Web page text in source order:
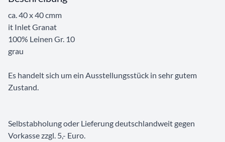
ca. 40 x 40 cmm
it Inlet Granat
100% Leinen Gr. 10
grau
Es handelt sich um ein Ausstellungsstück in sehr gutem
Zustand.
Selbstabholung oder Lieferung deutschlandweit gegen
Vorkasse zzgl. 5,- Euro.